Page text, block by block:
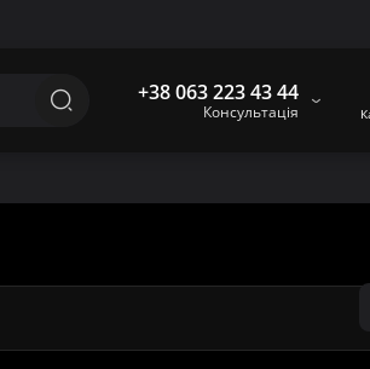
+38 063 223 43 44
Консультація